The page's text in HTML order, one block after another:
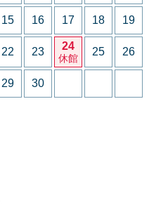
15 16 17 18 19
22 23 24
休館
25 26
29 30